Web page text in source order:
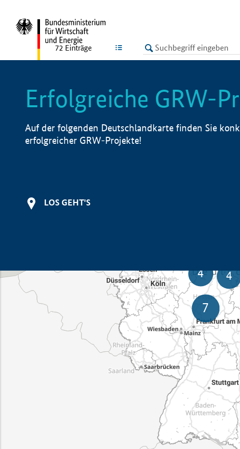
LISTE
72 Einträge
Erfolgreiche GRW-
Auf der folgenden Deutschlandkarte finden Sie
erfolgreicher GRW-Projekte!
LOS GEHT'S